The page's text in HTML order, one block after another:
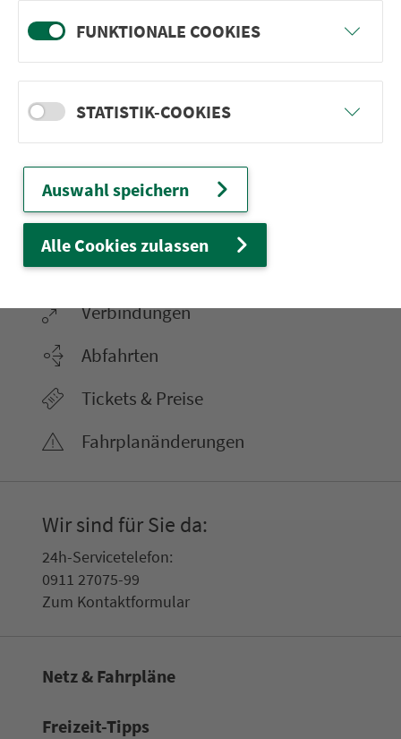
weiter
Nürn­berg
22.000 Qua­drat­ki­lo­me­ter. 130 Ver­kehrs­un­
ter­neh­men. 1.100 Linien. Eine Fahr­kar­te.
Ver­bin­dungen
Abfahrten
Tickets & Preise
Fahr­plan­ände­rungen
Wir sind für Sie da:
24h-Ser­vice­te­le­fon:
0911 27075-99
Zum Kon­taktformular
Netz & Fahrpläne
Frei­zeit-Tipps
FUNKTIONALE COOKIES
STATISTIK-COOKIES
Auswahl speichern
Alle Cookies zulassen